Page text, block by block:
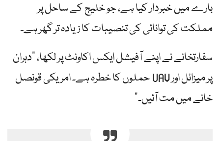
بارے میں خبردار کیا ہے، جو خلیج کے ساحل پر
مملکت کی توانائی کی تنصیبات کا زیادہ تر گھر ہے۔
سفارتخانے نے اپنے آفیشل ایکس اکاونٹ پر لکھا، "دہران
پر میزائل اور UAV حملوں کا خطرہ ہے۔ امریکی قونصل
خانے میں مت آئیں۔”